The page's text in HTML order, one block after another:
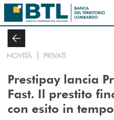
Salta al contenuto principale
NOVITÀ PRIVATI
Prestipay lancia
Fast. Il prestito
con esito in